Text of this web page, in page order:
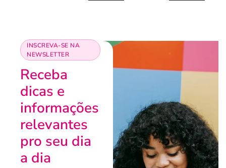
INSCREVA-SE NA
NEWSLETTER
Receba
dicas e
informações
relevantes
pro seu dia
a dia